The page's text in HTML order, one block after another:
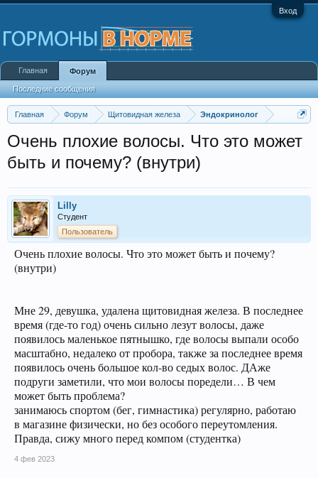
Вход
Главная Форум Щитовидная железа Эндокринолог
Очень плохие волосы. Что это может
быть и почему? (внутри)
Lilly
Студент
Пользователь
Очень плохие волосы. Что это может быть и почему?
(внутри)
Мне 29, девушка, удалена щитовидная железа. В последнее
время (где-то год) очень сильно лезут волосы, даже
появилось маленькое пятнышко, где волосы выпали особо
масштабно, недалеко от пробора, также за последнее время
появилось очень большое кол-во седых волос. ДАже
подруги заметили, что мои волосы поредели… В чем
может быть проблема?
занимаюсь спортом (бег, гимнастика) регулярно, работаю
в магазине физически, но без особого переутомления.
Правда, сижу много перед компом (студентка)
4 фев 2023
Главная Форум
Последние сообщения